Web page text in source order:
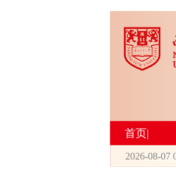
首页|
2026
2026-08-07